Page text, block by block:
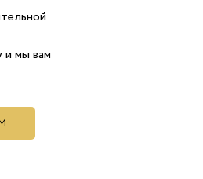
и мы вам